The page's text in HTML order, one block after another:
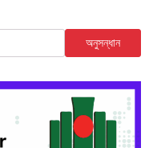
অনুসন্ধান